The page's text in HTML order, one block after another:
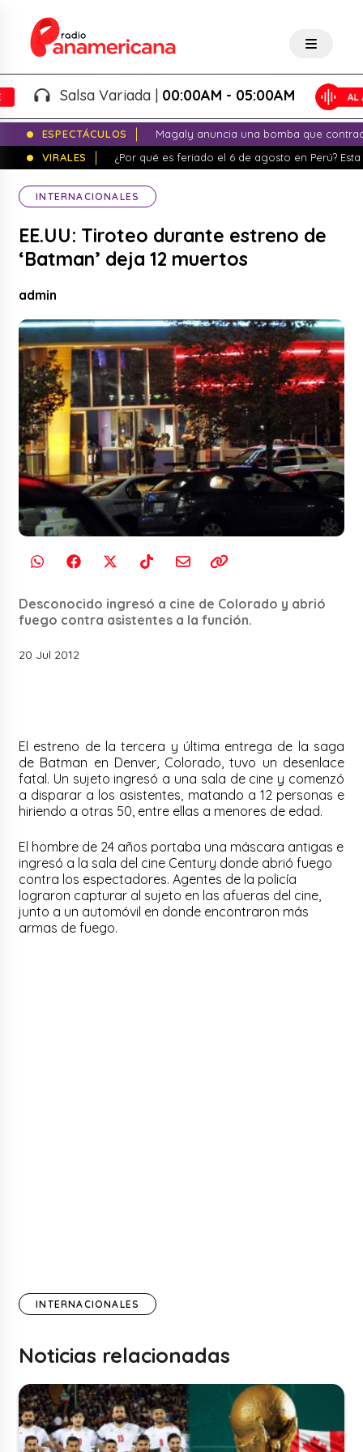
Salsa Variada |00:00AM - 05:00AM
ESPECTÁCULOS
Magaly anuncia una bomba que
VIRALES
¿Por qué es feriado el 6 de agosto en Perú?
INTERNACIONALES
EE.UU: Tiroteo durante estreno de
‘Batman’ deja 12 muertos
admin
Desconocido ingresó a cine de Colorado y abrió
fuego contra asistentes a la función.
20 Jul 2012
El estreno de la tercera y última entrega de la saga
de Batman en Denver, Colorado, tuvo un desenlace
fatal. Un sujeto ingresó a una sala de cine y comenzó
a disparar a los asistentes, matando a 12 personas e
hiriendo a otras 50, entre ellas a menores de edad.
El hombre de 24 años portaba una máscara antigas e
ingresó a la sala del cine Century donde abrió fuego
contra los espectadores. Agentes de la policía
lograron capturar al sujeto en las afueras del cine,
junto a un automóvil en donde encontraron más
armas de fuego.
INTERNACIONALES
Noticias relacionadas